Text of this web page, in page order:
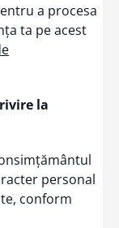
a procesa
ta pe acest
la
personal
conform